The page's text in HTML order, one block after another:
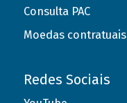
Consulta PAC
Moedas contratuais
Redes Sociais